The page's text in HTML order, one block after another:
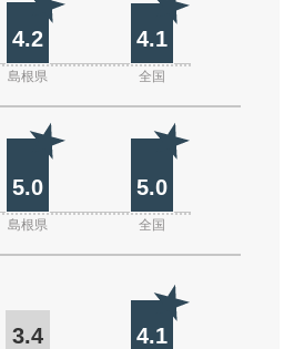
4.2 4.1
島根県 全国
5.0 5.0
島根県 全国
3.4 4.1